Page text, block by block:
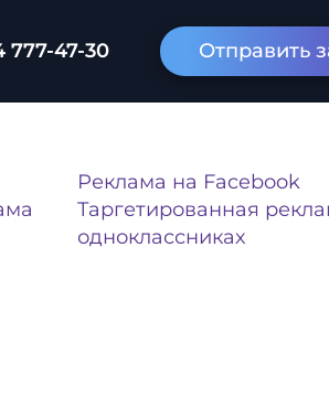
777-47-30 Отправить
Реклама на Facebook
Таргетированная
одноклассниках